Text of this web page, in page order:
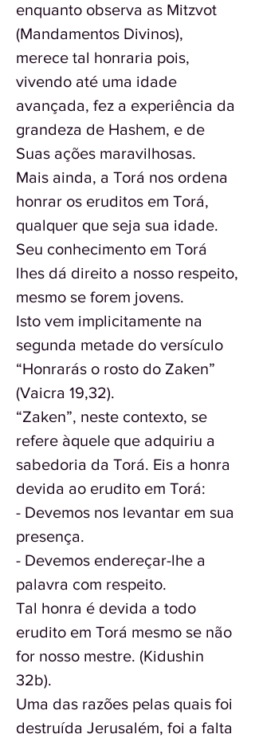
enquanto observa as Mitzvot
(Mandamentos Divinos),
merece tal honraria pois,
vivendo até uma idade
avançada, fez a experiência da
grandeza de Hashem, e de
Suas ações maravilhosas.
Mais ainda, a Torá nos ordena
honrar os eruditos em Torá,
qualquer que seja sua idade.
Seu conhecimento em Torá
lhes dá direito a nosso respeito,
mesmo se forem jovens.
Isto vem implicitamente na
segunda metade do versículo
“Honrarás o rosto do Zaken”
(Vaicra 19,32).
“Zaken”, neste contexto, se
refere àquele que adquiriu a
sabedoria da Torá. Eis a honra
devida ao erudito em Torá:
- Devemos nos levantar em sua
presença.
- Devemos endereçar-lhe a
palavra com respeito.
Tal honra é devida a todo
erudito em Torá mesmo se não
for nosso mestre. (Kidushin
32b).
Uma das razões pelas quais foi
destruída Jerusalém, foi a falta